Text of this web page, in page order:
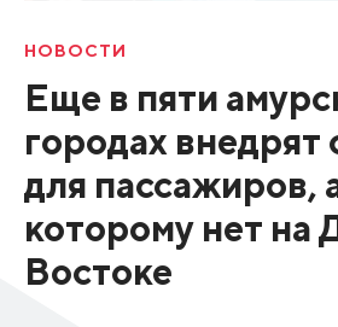
НОВОСТИ
Еще в пяти
городах внедрят
для пассажиров,
которому нет на
Востоке